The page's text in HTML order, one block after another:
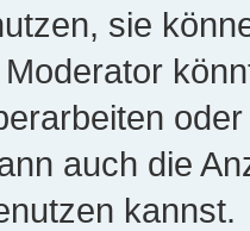
sie
auch die
kannst.